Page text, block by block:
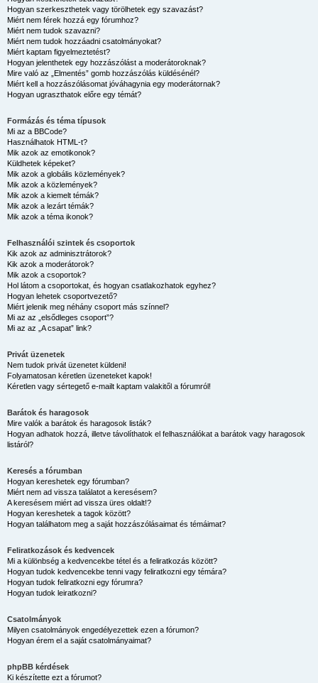
Hogyan szerkeszthetek vagy törölhetek egy szavazást?
Miért nem férek hozzá egy fórumhoz?
Miért nem tudok szavazni?
Miért nem tudok hozzáadni csatolmányokat?
Miért kaptam figyelmeztetést?
Hogyan jelenthetek egy hozzászólást a moderátoroknak?
Mire való az „Elmentés” gomb hozzászólás küldésénél?
Miért kell a hozzászólásomat jóváhagynia egy moderátornak?
Hogyan ugraszthatok előre egy témát?
Formázás és téma típusok
Mi az a BBCode?
Használhatok HTML-t?
Mik azok az emotikonok?
Küldhetek képeket?
Mik azok a globális közlemények?
Mik azok a közlemények?
Mik azok a kiemelt témák?
Mik azok a lezárt témák?
Mik azok a téma ikonok?
Felhasználói szintek és csoportok
Kik azok az adminisztrátorok?
Kik azok a moderátorok?
Mik azok a csoportok?
Hol látom a csoportokat, és hogyan csatlakozhatok egyhez?
Hogyan lehetek csoportvezető?
Miért jelenik meg néhány csoport más színnel?
Mi az az „elsődleges csoport”?
Mi az az „A csapat” link?
Privát üzenetek
Nem tudok privát üzenetet küldeni!
Folyamatosan kéretlen üzeneteket kapok!
Kéretlen vagy sértegető e-mailt kaptam valakitől a fórumról!
Barátok és haragosok
Mire valók a barátok és haragosok listák?
Hogyan adhatok hozzá, illetve távolíthatok el felhasználókat a barátok vagy haragosok
listáról?
Keresés a fórumban
Hogyan kereshetek egy fórumban?
Miért nem ad vissza találatot a keresésem?
A keresésem miért ad vissza üres oldalt!?
Hogyan kereshetek a tagok között?
Hogyan találhatom meg a saját hozzászólásaimat és témáimat?
Feliratkozások és kedvencek
Mi a különbség a kedvencekbe tétel és a feliratkozás között?
Hogyan tudok kedvencekbe tenni vagy feliratkozni egy témára?
Hogyan tudok feliratkozni egy fórumra?
Hogyan tudok leiratkozni?
Csatolmányok
Milyen csatolmányok engedélyezettek ezen a fórumon?
Hogyan érem el a saját csatolmányaimat?
phpBB kérdések
Ki készítette ezt a fórumot?